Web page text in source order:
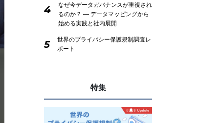
4
なぜ今データガバナンスが重視され
るのか？ ― データマッピングから
始める実践と社内展開
5
世界のプライバシー保護規制調査レ
ポート
特集